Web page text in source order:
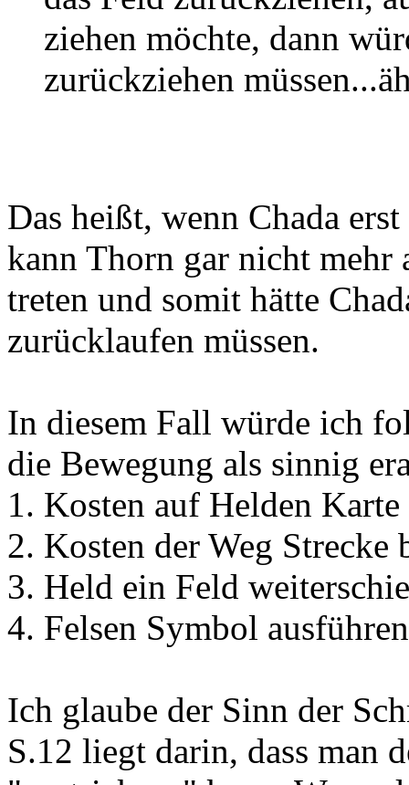
ziehen möchte, dann
zurückziehen
Das heißt, wenn Chada
kann Thorn gar nicht mehr
treten und somit hätte
zurücklaufen müssen.
In diesem Fall würde ich
die Bewegung als sinnig
1. Kosten auf Helden Karte
2. Kosten der Weg Strecke
3. Held ein Feld
4. Felsen Symbol
Ich glaube der Sinn der
S.12 liegt darin, dass man